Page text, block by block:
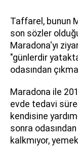
Taffarel, bunun
son sözler
Maradona'yı
"günlerdir
odasından
Maradona ile
evde tedavi
kendisine
sonra
kalkmıyor,